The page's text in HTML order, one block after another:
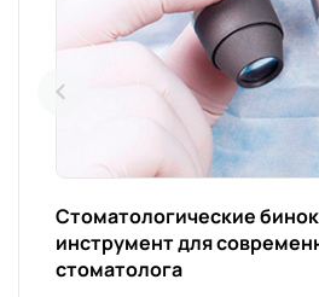
Стоматологические
инструмент для
стоматолога